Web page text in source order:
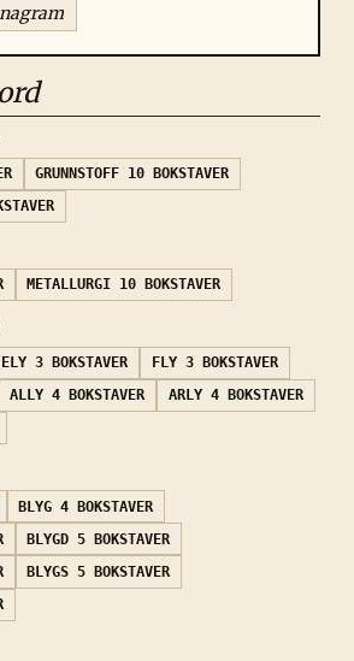
GRUNNSTOFF 10 BOKSTAVER
METALLURGI 10 BOKSTAVER
ELY 3 BOKSTAVER FLY 3 BOKSTAVER
ALLY 4 BOKSTAVER ARLY 4 BOKSTAVER
BLYG 4 BOKSTAVER
BLYGD 5 BOKSTAVER
BLYGS 5 BOKSTAVER